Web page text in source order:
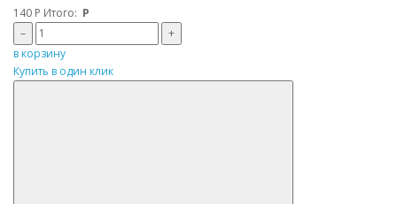
140 Р Итого: Р
–
+
в корзину
Купить в один клик